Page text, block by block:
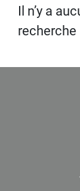
Il n’y a
recherche